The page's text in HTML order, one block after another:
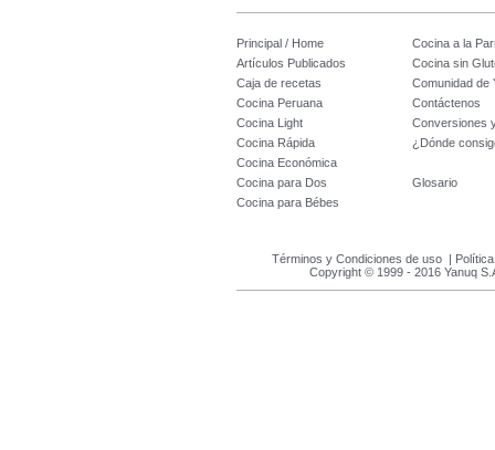
Principal / Home
Cocina a la
Artículos Publicados
Cocina sin
Caja de recetas
Comunidad de
Cocina Peruana
Contáctenos
Cocina Light
Conversiones
Cocina Rápida
¿Dónde
Cocina Económica
Cocina para Dos
Glosario
Cocina para Bébes
Términos y Condiciones de uso |
Copyright © 1999 - 2016 Yanuq